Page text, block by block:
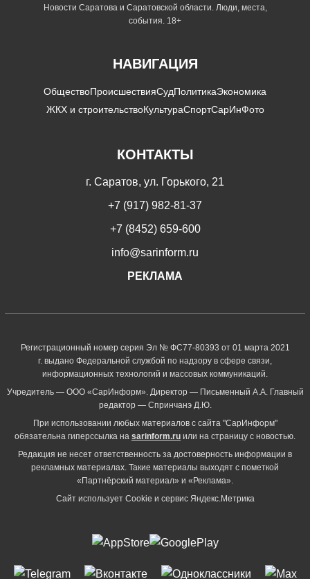
Новости Саратова и Саратовской области. Люди, места,
события. 18+
НАВИГАЦИЯ
ОбществоПроисшествияСудПолитикаЭкономика
ЖКХ и строительствоКультураСпортСарИнФото
КОНТАКТЫ
г. Саратов, ул. Горького, 21
+7 (917) 982-81-37
+7 (8452) 659-600
info@sarinform.ru
РЕКЛАМА
Регистрационный номер серия Эл № ФС77-80393 от 01 марта 2021
г. выдано Федеральной службой по надзору в сфере связи,
информационных технологий и массовых коммуникаций.
Учредитель — ООО «СарИнформ». Директор — Письменный А.А. Главный
редактор — Спринчанэ Д.Ю.
При использовании любых материалов с сайта "СарИнформ"
обязательна гиперссылка на sarinform.ru или на страницу с новостью.
Редакция не несет ответственность за достоверность информации в
рекламных материалах. Такие материалы выходят с пометкой
«Партнёрский материал» и «Реклама».
Сайт использует Cookie и сервиc Яндекс.Метрика